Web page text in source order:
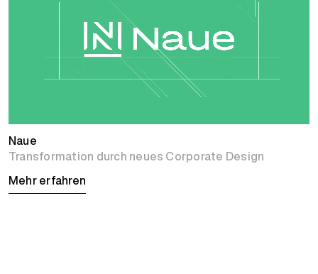
Naue
Transformation durch neues Corporate Design
Mehr erfahren